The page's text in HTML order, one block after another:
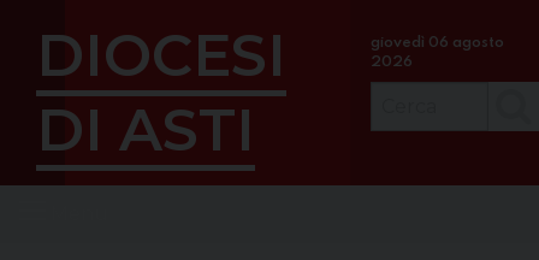
c
giovedì 06 agosto
2026
DIOCESI
DI ASTI